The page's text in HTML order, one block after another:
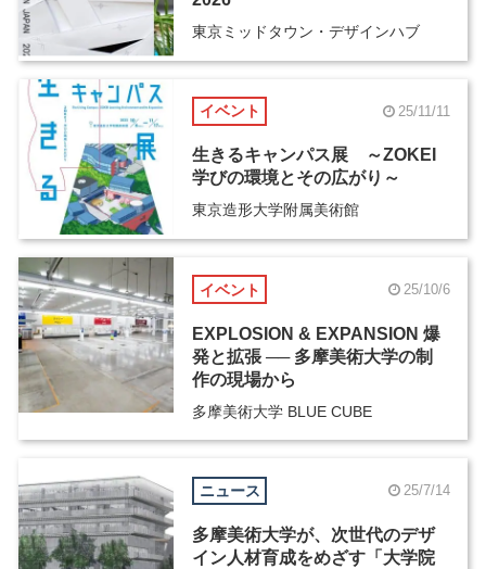
東京ミッドタウン・デザインハブ
イベント 25/11/11
生きるキャンパス展 ～ZOKEI
学びの環境とその広がり～
東京造形大学附属美術館
イベント 25/10/6
EXPLOSION & EXPANSION 爆
発と拡張 ── 多摩美術大学の制
作の現場から
多摩美術大学 BLUE CUBE
ニュース 25/7/14
多摩美術大学が、次世代のデザ
イン人材育成をめざす「大学院